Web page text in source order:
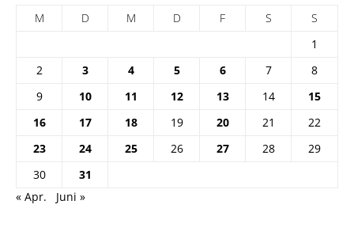
M
D M D F S
S
1
2
3 4 5 6 7
8
9
10 11 12 13 14
15
16
17 18 19 20 21
22
23
24 25 26 27 28
29
30
31
« Apr.
Juni »